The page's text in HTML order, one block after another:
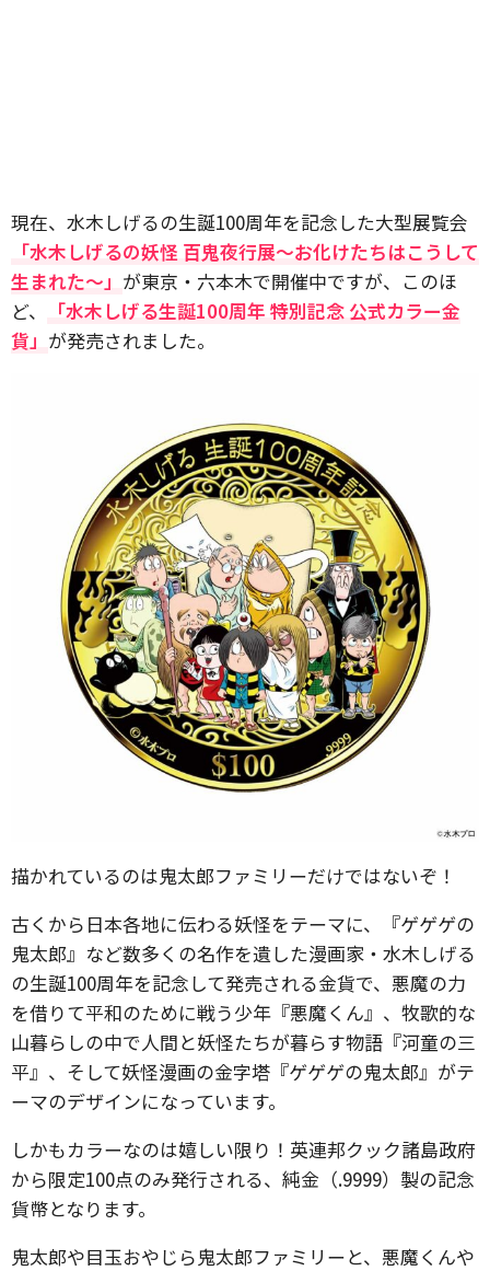
現在、水木しげるの生誕100周年を記念した大型展覧会
「水木しげるの妖怪 百鬼夜行展～お化けたちはこうして
生まれた～」 が東京・六本木で開催中ですが、このほ
ど、
「水木しげる生誕100周年 特別記念 公式カラー金
貨」 が発売されました。
描かれているのは鬼太郎ファミリーだけではないぞ！
古くから日本各地に伝わる妖怪をテーマに、『ゲゲゲの
鬼太郎』など数多くの名作を遺した漫画家・水木しげる
の生誕100周年を記念して発売される金貨で、悪魔の力
を借りて平和のために戦う少年『悪魔くん』、牧歌的な
山暮らしの中で人間と妖怪たちが暮らす物語『河童の三
平』、そして妖怪漫画の金字塔『ゲゲゲの鬼太郎』がテ
ーマのデザインになっています。
しかもカラーなのは嬉しい限り！英連邦クック諸島政府
から限定100点のみ発行される、純金（.9999）製の記念
貨幣となります。
鬼太郎や目玉おやじら鬼太郎ファミリーと、悪魔くんや